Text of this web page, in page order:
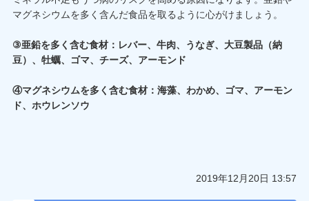
マグネシウムを多く含んだ食品を取るように心がけましょう。
③亜鉛を多く含む食材：レバー、牛肉、うなぎ、大豆製品（納
豆）、牡蠣、ゴマ、チーズ、アーモンド
④マグネシウムを多く含む食材：海藻、わかめ、ゴマ、アーモン
ド、ホウレンソウ
2019年12月20日 13:57